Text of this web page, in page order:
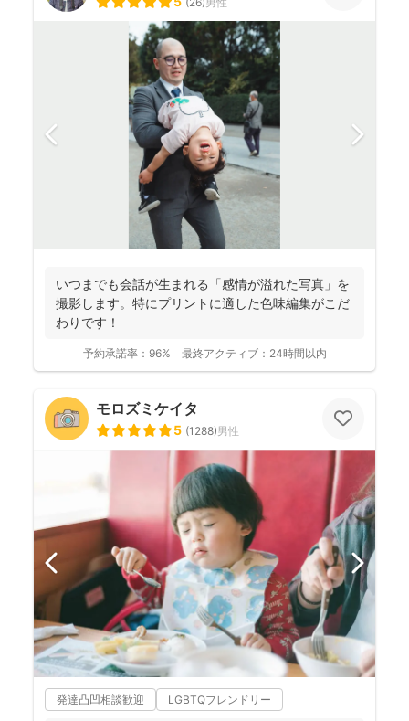
いつまでも会話が生まれる「感情が溢れた写真」を
撮影します。特にプリントに適した色味編集がこだ
わりです！
予約承諾率： 96% 最終アクティブ： 24時間以内
モロズミケイタ
5 (1288)男性
発達凸凹相談歓迎 LGBTQフレンドリー